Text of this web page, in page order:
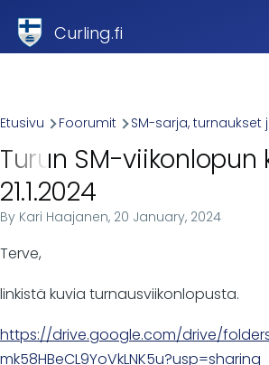
Curling.fi
Breadcrumb
Etusivu Foorumit SM-sarja, turnaukset
Turun SM-viikonlopun
21.1.2024
By Kari Haajanen, 20 January, 2024
Terve,
linkistä kuvia turnausviikonlopusta.
https://drive.google.com/drive/folders/
mk58HBeCL9YoVkLNK5u?usp=sharing